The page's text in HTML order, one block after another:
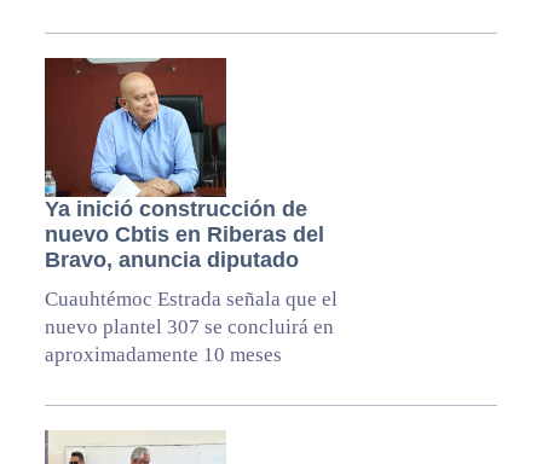
Ya inició construcción de
nuevo Cbtis en Riberas del
Bravo, anuncia diputado
Cuauhtémoc Estrada señala que el
nuevo plantel 307 se concluirá en
aproximadamente 10 meses